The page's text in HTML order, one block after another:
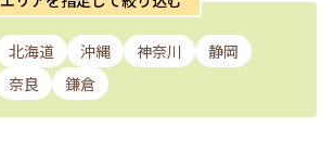
北海道 沖縄 神奈川
静岡
奈良 鎌倉